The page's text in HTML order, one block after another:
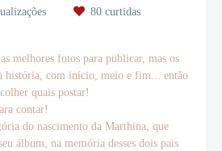
80curtidas
melhores fotos para publicar, mas os
história, com início, meio e fim... então
quais postar!
contar!
do nascimento da Marthina, que
álbum, na memória desses dois pais